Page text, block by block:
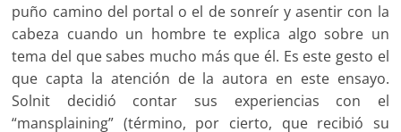
puño camino del portal o el de sonreír y asentir con la
cabeza cuando un hombre te explica algo sobre un
tema del que sabes mucho más que él. Es este gesto el
que capta la atención de la autora en este ensayo.
Solnit decidió contar sus experiencias con el
“mansplaining” (término, por cierto, que recibió su